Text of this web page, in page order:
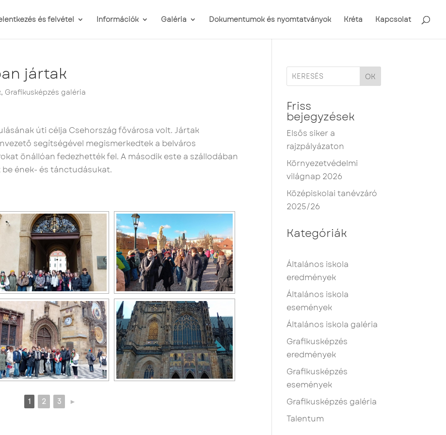
és felvétel Információk Galéria Dokumentumok és nyomtatványok Kréta Kapcsolat
jártak
, Grafikusképzés galéria
úti célja Csehország fővárosa volt. Jártak
segítségével megismerkedtek a belváros
önállóan fedezhették fel. A második este a szállodában
ének- és tánctudásukat.
1 2 3 ►
OK
Friss
bejegyzések
Elsős siker a
rajzpályázaton
Környezetvédelmi
világnap 2026
Középiskolai tanévzáró
2025/26
Kategóriák
Általános iskola
eredmények
Általános iskola
események
Általános iskola galéria
Grafikusképzés
eredmények
Grafikusképzés
események
Grafikusképzés galéria
Talentum